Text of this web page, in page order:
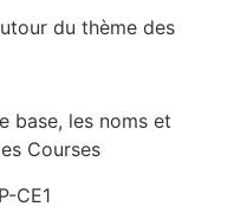
du thème des
base, les noms et
Courses
CE1